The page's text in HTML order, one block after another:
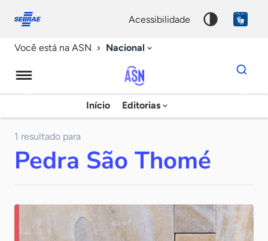
conosco
acessibilidade
Você está na ASN Nacional
Agência
Sebrae
Notícias
Início Editorias
Dados
para
chave
1 resultado para
Pedra São Thomé